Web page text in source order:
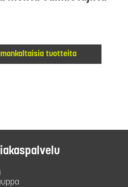
tuotteita